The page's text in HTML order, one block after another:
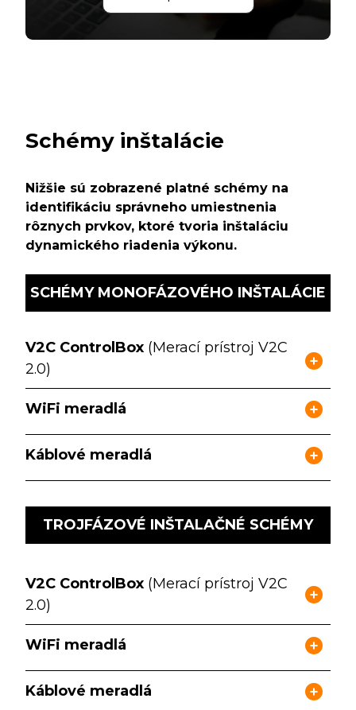
Schémy inštalácie
Nižšie sú zobrazené platné schémy na
identifikáciu správneho umiestnenia
rôznych prvkov, ktoré tvoria inštaláciu
dynamického riadenia výkonu.
SCHÉMY MONOFÁZOVÉHO INŠTALÁCIE
V2C ControlBox (Merací prístroj V2C
2.0)
WiFi meradlá
Káblové meradlá
TROJFÁZOVÉ INŠTALAČNÉ SCHÉMY
V2C ControlBox (Merací prístroj V2C
2.0)
WiFi meradlá
Káblové meradlá